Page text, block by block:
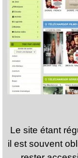
Le site étant
il est souvent